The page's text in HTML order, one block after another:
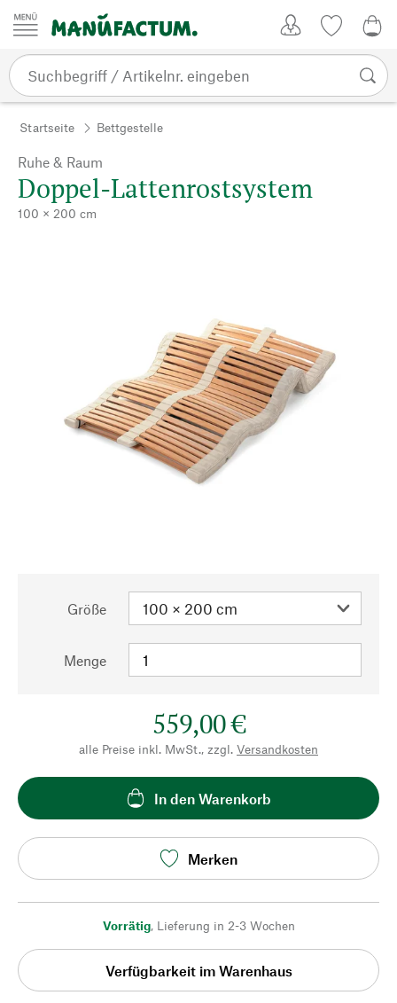
Zum Inhalt springen
Startseite Bettgestelle
Ruhe & Raum
Doppel-Lattenrostsystem
100 × 200 cm
Größe
Menge
559,00 €
alle Preise inkl. MwSt., zzgl. Versandkosten
In den Warenkorb
Merken
Vorrätig, Lieferung in 2-3 Wochen
Verfügbarkeit im Warenhaus